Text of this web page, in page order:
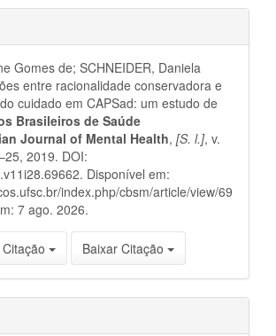
Gomes de; SCHNEIDER, Daniela
entre racionalidade conservadora e
cuidado em CAPSad: um estudo de
Brasileiros de Saúde
Journal of Mental Health, [S. l.], v.
2019. DOI:
Disponível em:
index.php/cbsm/article/view/69
7 ago. 2026.
Baixar Citação